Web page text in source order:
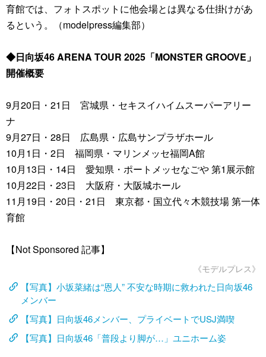
育館では、フォトスポットに他会場とは異なる仕掛けがあ
るという。（modelpress編集部）
◆日向坂46 ARENA TOUR 2025「MONSTER GROOVE」
開催概要
9月20日・21日 宮城県・セキスイハイムスーパーアリー
ナ
9月27日・28日 広島県・広島サンプラザホール
10月1日・2日 福岡県・マリンメッセ福岡A館
10月13日・14日 愛知県・ポートメッセなごや 第1展示館
10月22日・23日 大阪府・大阪城ホール
11月19日・20日・21日 東京都・国立代々木競技場 第一体
育館
【Not Sponsored 記事】
《モデルプレス》
【写真】小坂菜緒は“恩人” 不安な時期に救われた日向坂46
メンバー
【写真】日向坂46メンバー、プライベートでUSJ満喫
【写真】日向坂46「普段より脚が…」ユニホーム姿